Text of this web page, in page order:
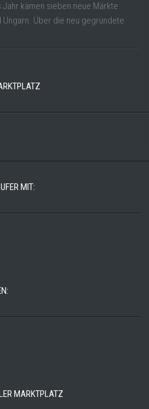
kämen sieben neue Märkte
Ungarn. Über die neu gegründete
MIT:
MARKTPLATZ